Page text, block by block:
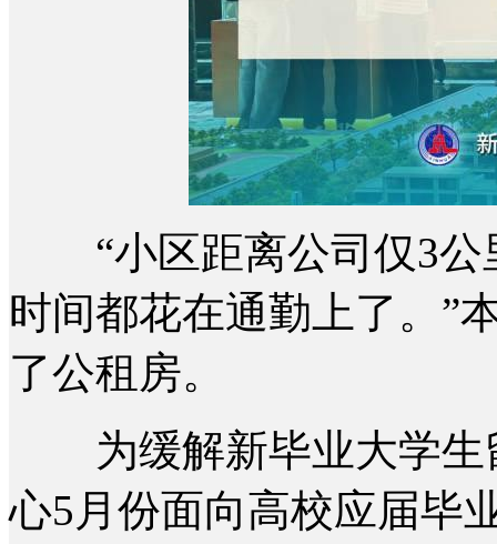
“小区距离公司仅3公
时间都花在通勤上了。”
了公租房。
为缓解新毕业大学生
心5月份面向高校应届毕